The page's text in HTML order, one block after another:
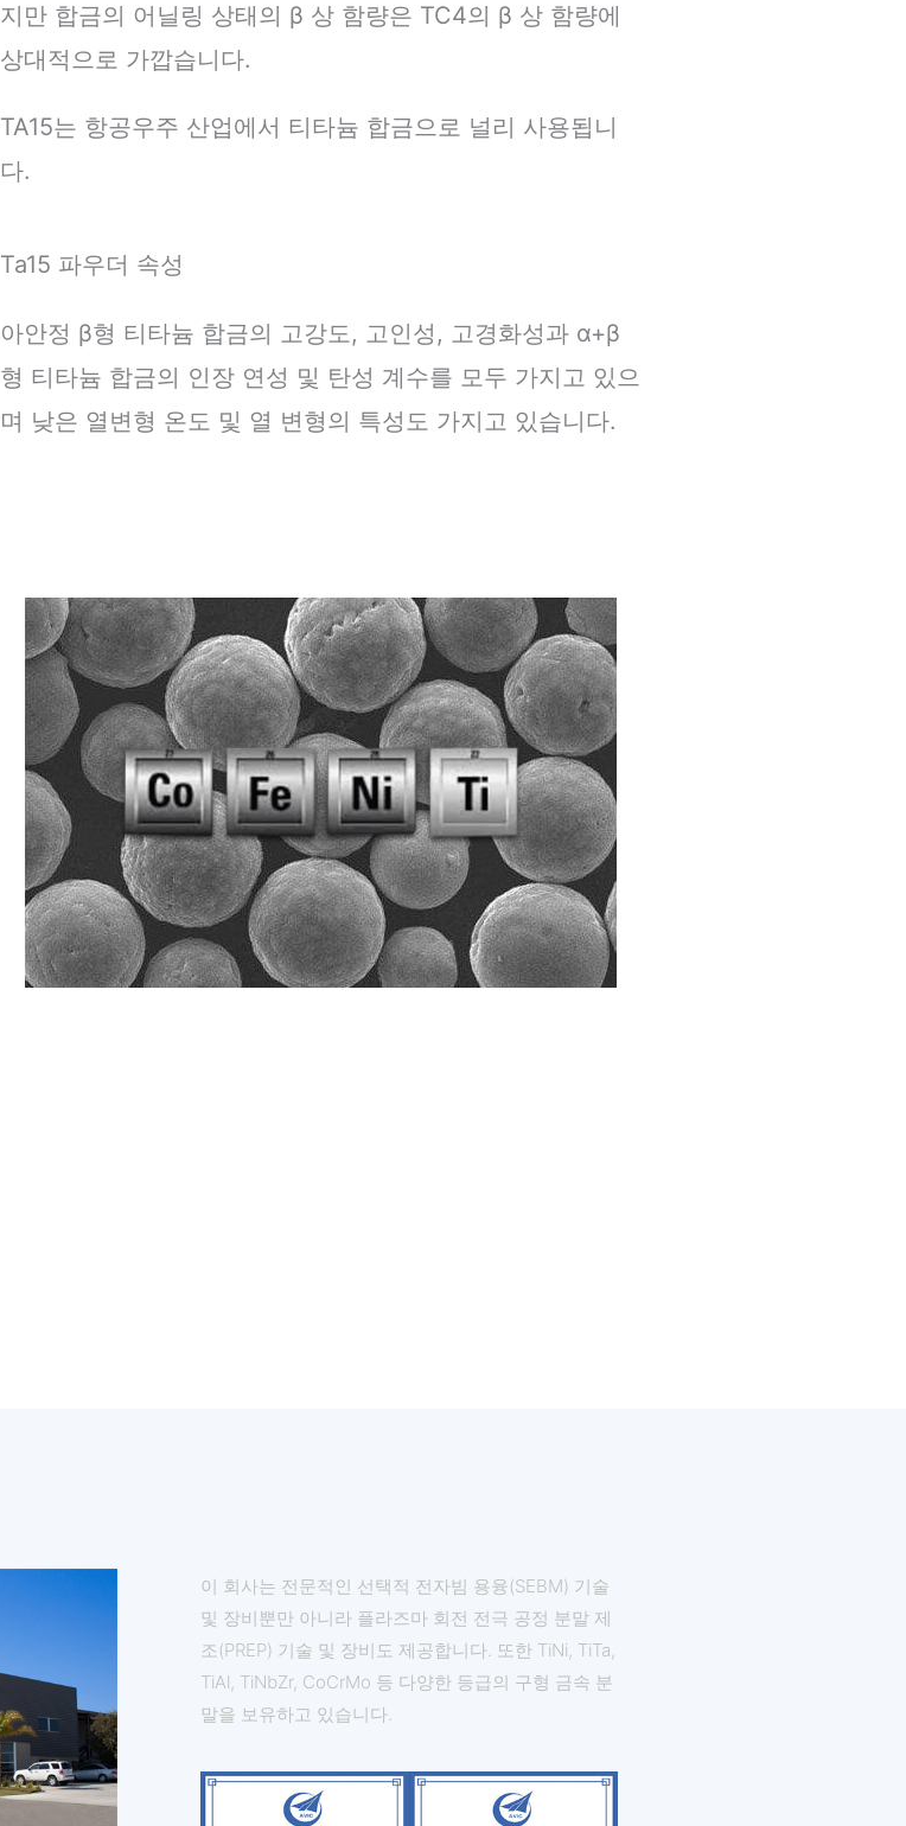
지만 합금의 어닐링 상태의 β 상 함량은 TC4의 β 상 함량에
상대적으로 가깝습니다.
TA15는 항공우주 산업에서 티타늄 합금으로 널리 사용됩니
다.
Ta15 파우더 속성
아안정 β형 티타늄 합금의 고강도, 고인성, 고경화성과 α+β
형 티타늄 합금의 인장 연성 및 탄성 계수를 모두 가지고 있으
며 낮은 열변형 온도 및 열 변형의 특성도 가지고 있습니다.
이 회사는 전문적인 선택적 전자빔 용융(SEBM) 기술
및 장비뿐만 아니라 플라즈마 회전 전극 공정 분말 제
조(PREP) 기술 및 장비도 제공합니다. 또한 TiNi, TiTa,
TiAl, TiNbZr, CoCrMo 등 다양한 등급의 구형 금속 분
말을 보유하고 있습니다.